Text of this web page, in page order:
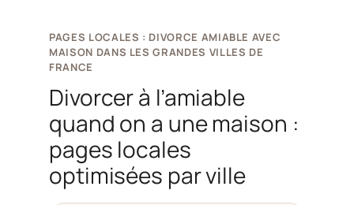
PAGES LOCALES : DIVORCE AMIABLE AVEC
MAISON DANS LES GRANDES VILLES DE
FRANCE
Divorcer à l’amiable
quand on a une maison :
pages locales
optimisées par ville